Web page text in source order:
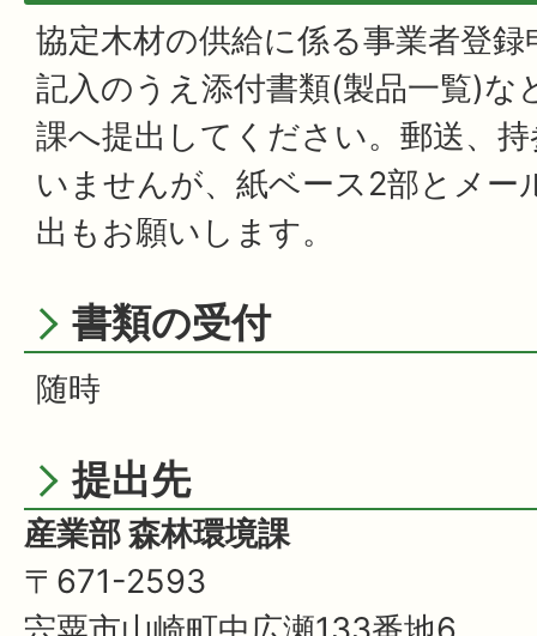
協定木材の供給に係る事業者登
記入のうえ添付書類(製品一覧)な
課へ提出してください。郵送、
いませんが、紙ベース2部とメー
出もお願いします。
書類の受付
随時
提出先
産業部 森林環境課
〒671-2593